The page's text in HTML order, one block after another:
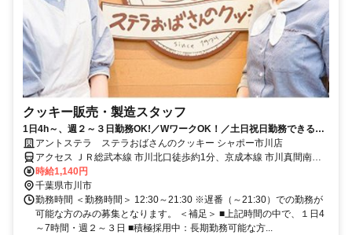
クッキー販売・製造スタッフ
1日4h～、週２～３日勤務OK!／WワークOK！／土日祝日勤務できる方
大歓迎！！！遅番（～21:30）メインのシフトです
アントステラ ステラおばさんのクッキー シャポー市川店
アクセス ＪＲ総武本線 市川北口徒歩約1分、京成本線 市川真間南口
徒歩約8分、京成本線 国府台徒歩約15分
時給1,140円
千葉県市川市
勤務時間 ＜勤務時間＞ 12:30～21:30 ※遅番（～21:30）での勤務が
可能な方のみの募集となります。 ＜補足＞ ■上記時間の中で、１日4
～7時間・週２～３日 ■積極採用中：長期勤務可能な方...